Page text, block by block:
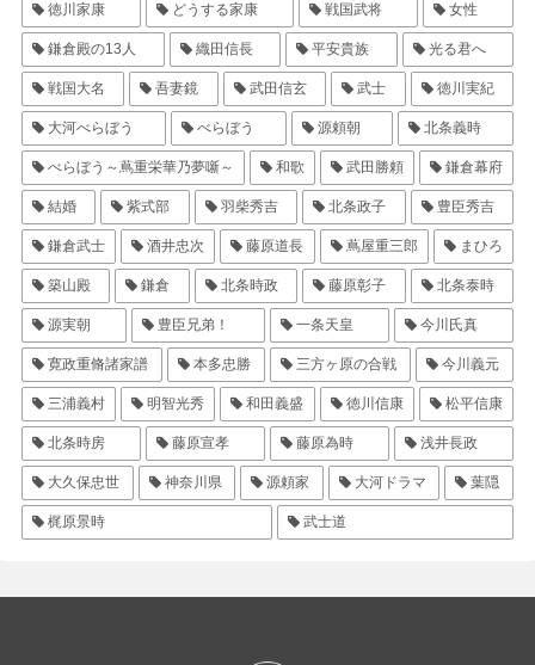
徳川家康 どうする家康 戦国武将 女性
鎌倉殿の13人 織田信長 平安貴族 光る君へ
戦国大名 吾妻鏡 武田信玄 武士 徳川実紀
大河べらぼう べらぼう 源頼朝 北条義時
べらぼう～蔦重栄華乃夢噺～ 和歌 武田勝頼 鎌倉幕府
結婚 紫式部 羽柴秀吉 北条政子 豊臣秀吉
鎌倉武士 酒井忠次 藤原道長 蔦屋重三郎 まひろ
築山殿 鎌倉 北条時政 藤原彰子 北条泰時
源実朝 豊臣兄弟！ 一条天皇 今川氏真
寛政重脩諸家譜 本多忠勝 三方ヶ原の合戦 今川義元
三浦義村 明智光秀 和田義盛 徳川信康 松平信康
北条時房 藤原宣孝 藤原為時 浅井長政
大久保忠世 神奈川県 源頼家 大河ドラマ 葉隠
梶原景時 武士道